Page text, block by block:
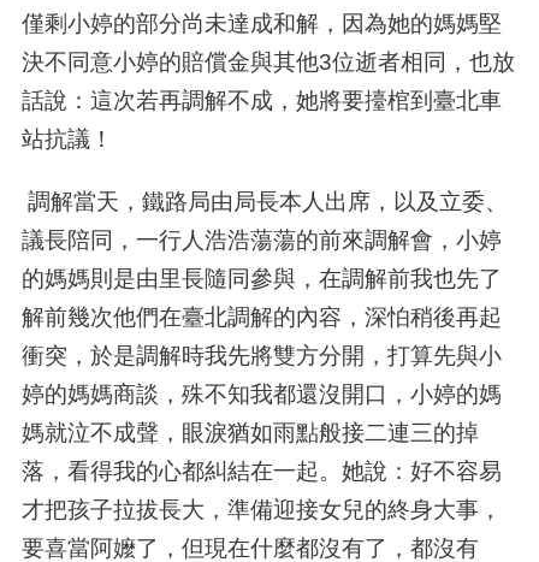
僅剩小婷的部分尚未達成和解，因為她的媽媽堅
決不同意小婷的賠償金與其他3位逝者相同，也放
話說：這次若再調解不成，她將要擡棺到臺北車
站抗議！
調解當天，鐵路局由局長本人出席，以及立委、
議長陪同，一行人浩浩蕩蕩的前來調解會，小婷
的媽媽則是由里長隨同參與，在調解前我也先了
解前幾次他們在臺北調解的內容，深怕稍後再起
衝突，於是調解時我先將雙方分開，打算先與小
婷的媽媽商談，殊不知我都還沒開口，小婷的媽
媽就泣不成聲，眼淚猶如雨點般接二連三的掉
落，看得我的心都糾結在一起。她說：好不容易
才把孩子拉拔長大，準備迎接女兒的終身大事，
要喜當阿嬤了，但現在什麼都沒有了，都沒有